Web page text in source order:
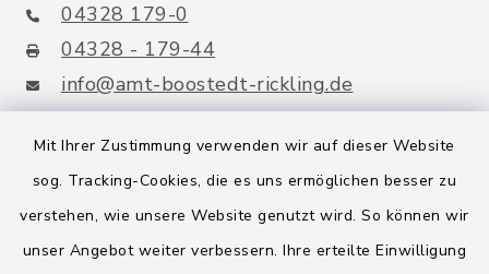
Mit Ihrer Zustimmung verwenden wir auf dieser Website
sog. Tracking-Cookies, die es uns ermöglichen besser zu
verstehen, wie unsere Website genutzt wird. So können wir
unser Angebot weiter verbessern. Ihre erteilte Einwilligung
04328 179-0
04328 - 179-44
info@amt-boostedt-rickling.de
Quicklinks
Amt Boostedt-Rickling